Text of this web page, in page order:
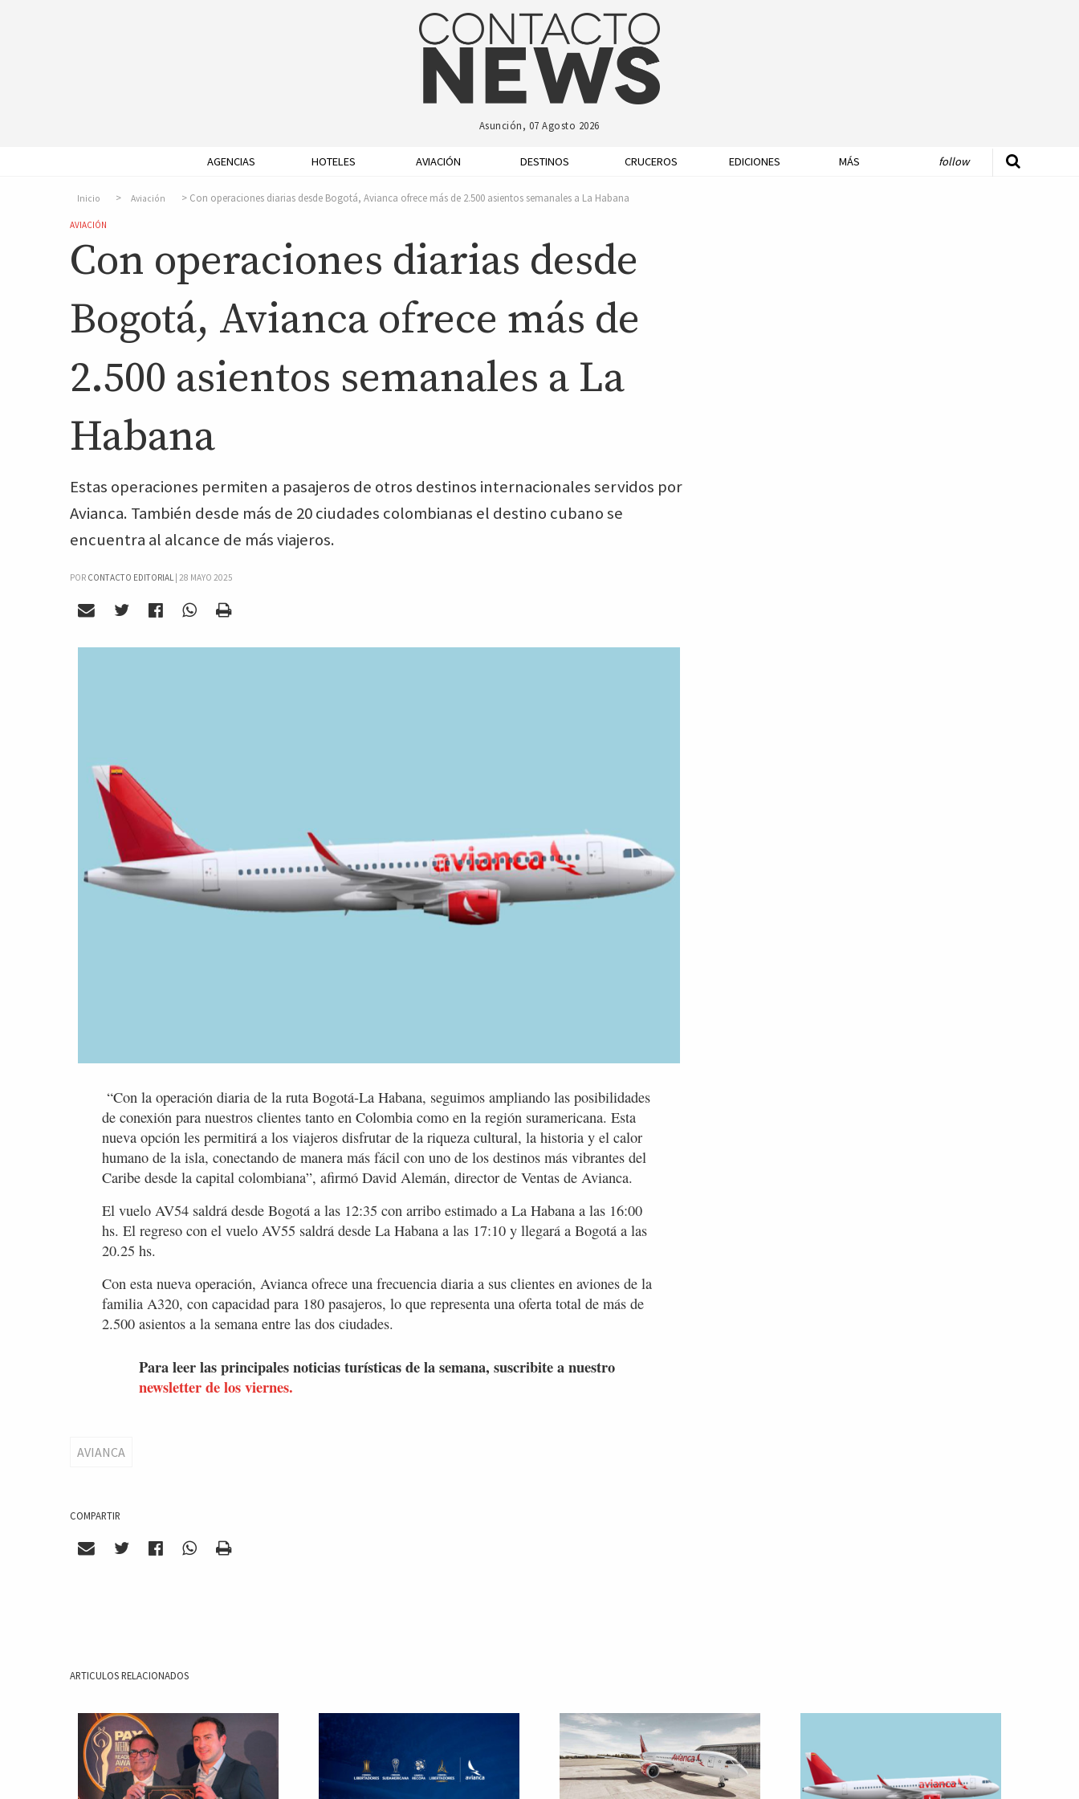
Asunción, 07 Agosto 2026
AGENCIAS HOTELES AVIACIÓN DESTINOS CRUCEROS EDICIONES MÁS follow
Inicio Aviación Con operaciones diarias desde Bogotá, Avianca ofrece más de 2.500 asientos semanales a La Habana
AVIACIÓN
Con operaciones diarias desde
Bogotá, Avianca ofrece más de
2.500 asientos semanales a La
Habana
Estas operaciones permiten a pasajeros de otros destinos internacionales servidos por
Avianca. También desde más de 20 ciudades colombianas el destino cubano se
encuentra al alcance de más viajeros.
POR CONTACTO EDITORIAL | 28 MAYO 2025
“Con la operación diaria de la ruta Bogotá-La Habana, seguimos ampliando las posibilidades
de conexión para nuestros clientes tanto en Colombia como en la región suramericana. Esta
nueva opción les permitirá a los viajeros disfrutar de la riqueza cultural, la historia y el calor
humano de la isla, conectando de manera más fácil con uno de los destinos más vibrantes del
Caribe desde la capital colombiana”, afirmó David Alemán, director de Ventas de Avianca.
El vuelo AV54 saldrá desde Bogotá a las 12:35 con arribo estimado a La Habana a las 16:00
hs. El regreso con el vuelo AV55 saldrá desde La Habana a las 17:10 y llegará a Bogotá a las
20.25 hs.
Con esta nueva operación, Avianca ofrece una frecuencia diaria a sus clientes en aviones de la
familia A320, con capacidad para 180 pasajeros, lo que representa una oferta total de más de
2.500 asientos a la semana entre las dos ciudades.
Para leer las principales noticias turísticas de la semana, suscribite a nuestro
newsletter de los viernes.
AVIANCA
COMPARTIR
ARTICULOS RELACIONADOS